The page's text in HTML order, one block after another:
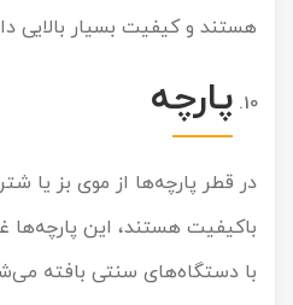
هستند و کیفیت بسیار بالایی
پارچه
در قطر پارچه‌ها از موی بز یا
باکیفیت هستند، این پارچه‌ها
با دستگاه‌های سنتی بافته